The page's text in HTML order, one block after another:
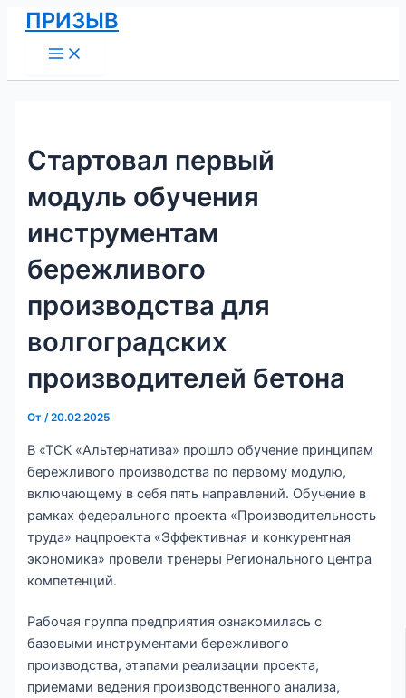
Перейти
содержимому
ПРИЗЫВ
Menu
Стартовал первый
модуль обучения
инструментам
бережливого
производства для
волгоградских
производителей бетона
От/20.02.2025
В «ТСК «Альтернатива» прошло обучение принципам
бережливого производства по первому модулю,
включающему в себя пять направлений. Обучение в
рамках федерального проекта «Производительность
труда» нацпроекта «Эффективная и конкурентная
экономика» провели тренеры Регионального центра
компетенций.
Рабочая группа предприятия ознакомилась с
базовыми инструментами бережливого
производства, этапами реализации проекта,
приемами ведения производственного анализа,
Навигация
по
записям